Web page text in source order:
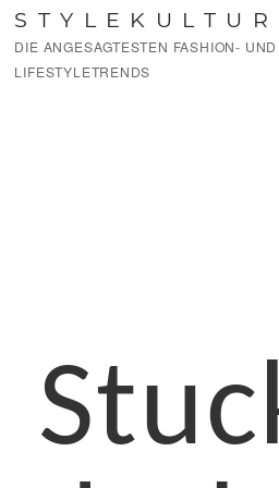
Zum
Inhalt
springen
STYLEKULTUR
DIE ANGESAGTESTEN FASHION- UND
LIFESTYLETRENDS